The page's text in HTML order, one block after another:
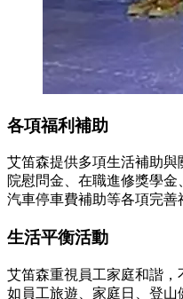
各項福利補助
艾笛森提供多項生活補助
院慰問金、在職進修獎學金
汽車停車費補助等各項完善
生活平衡活動
艾笛森重視員工家庭和諧，
如員工旅遊、家庭日、登